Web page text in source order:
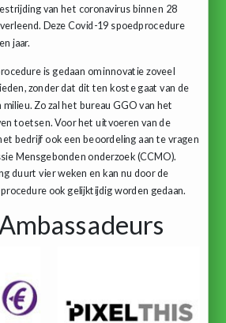
van het coronavirus binnen 28
Deze Covid-19 spoedprocedure
jaar.
is gedaan om innovatie zoveel
zonder dat dit ten koste gaat van de
Zo zal het bureau GGO van het
toetsen. Voor het uitvoeren van de
bedrijf ook een beoordeling aan te vragen
Mensgebonden onderzoek (CCMO).
duurt vier weken en kan nu door de
ook gelijktijdig worden gedaan.